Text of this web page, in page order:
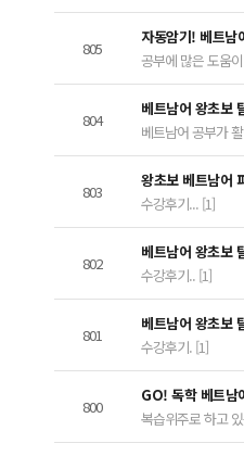
805
자동암기! 베트남
공부에 많은 도움
804
베트남어 왕초보
베트남어 공부가
803
왕초보 베트남어
수강후기... [1]
802
베트남어 왕초보
수강후기.. [1]
801
베트남어 왕초보
수강후기. [1]
800
GO! 독학 베트남
복습위주로 하고